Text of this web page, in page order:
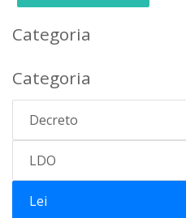
Categoria
Categoria
Decreto
LDO
Lei